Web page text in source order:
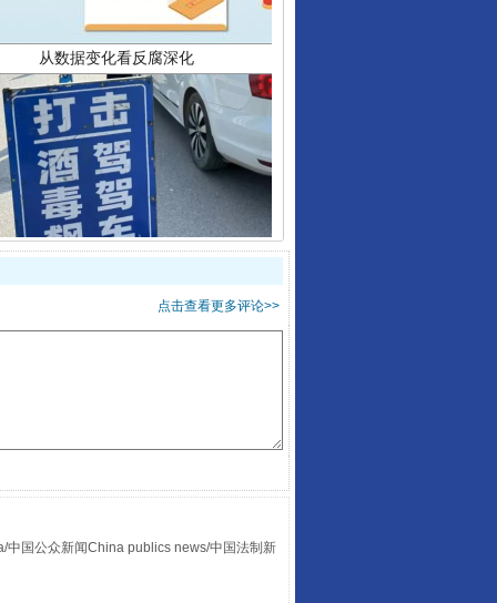
酒驾未被当场查获能处罚吗
点击查看更多评论>>
中国公众新闻China publics news/中国法制新